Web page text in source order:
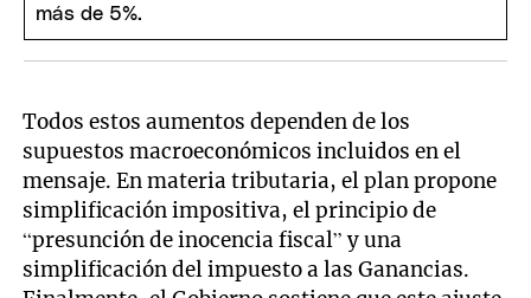
Todos estos aumentos dependen de los
supuestos macroeconómicos incluidos en el
mensaje. En materia tributaria, el plan propone
simplificación impositiva, el principio de
“presunción de inocencia fiscal” y una
simplificación del impuesto a las Ganancias.